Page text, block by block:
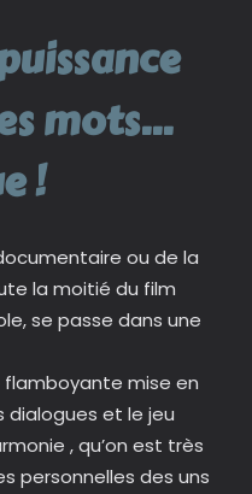
mots…
!
ou de la
la moitié du film
se passe dans une
flamboyante mise en
dialogues et le jeu
, qu’on est très
personnelles des uns